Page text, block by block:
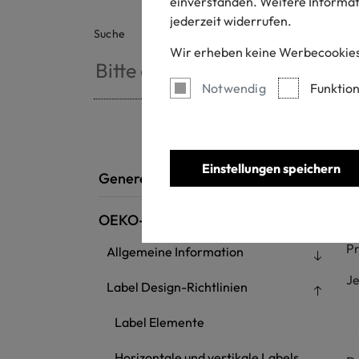
jederzeit widerrufen.
Wir erheben keine
Notwendig
Einstellungen speichern
Suche
Generelle Regeln
OEKO-TEX® MADE IN GREEN
Allgemeine Information
Label Design-Richtlinien
Label Elemente